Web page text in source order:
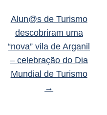
Alun@s de Turismo
descobriram uma
“nova” vila de Arganil
– celebração do Dia
Mundial de Turismo
→